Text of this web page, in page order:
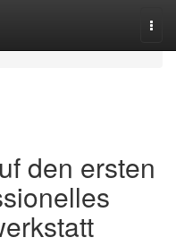
den ersten